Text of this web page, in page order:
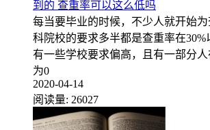
到的 查重率可以这么低吗
每当要毕业的时候，不少人就开始
科院校的要求多半都是查重率在
有一些学校要求偏高，且有一部分
为0
2020-04-14
阅读量: 26027